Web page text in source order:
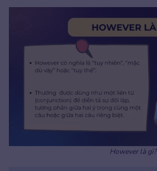
However là gì?